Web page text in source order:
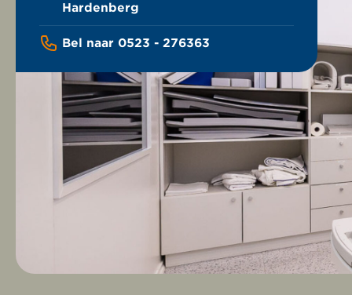
Hardenberg
Bel naar 0523 - 276363